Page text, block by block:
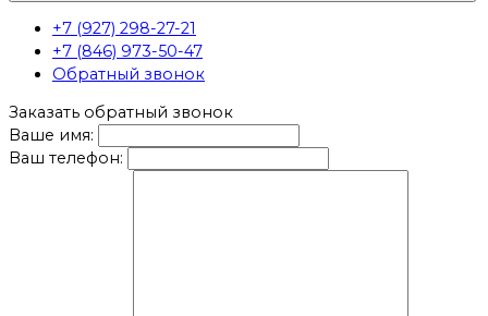
+7 (927) 298-27-21
+7 (846) 973-50-47
Обратный звонок
Заказать обратный звонок
Ваше имя:
Ваш телефон: